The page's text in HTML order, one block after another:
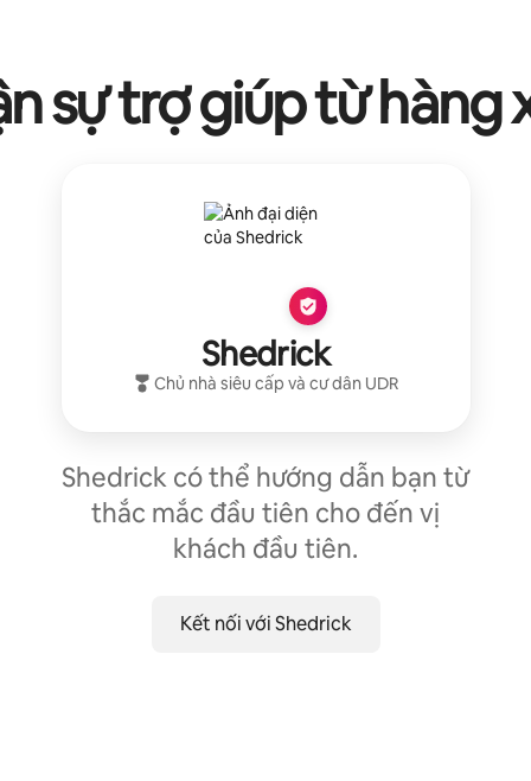
sự trợ giúp từ hàng
Shedrick
Chủ nhà siêu cấp và cư dân UDR
Shedrick có thể hướng dẫn bạn từ
thắc mắc đầu tiên cho đến vị
khách đầu tiên.
Kết nối với Shedrick